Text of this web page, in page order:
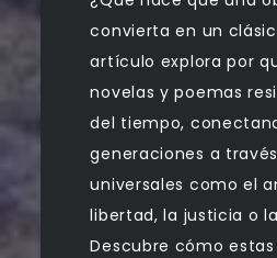
convierta en un
artículo explora por
novelas y poemas
del tiempo,
generaciones a
universales como el
libertad, la justicia o
Descubre cómo